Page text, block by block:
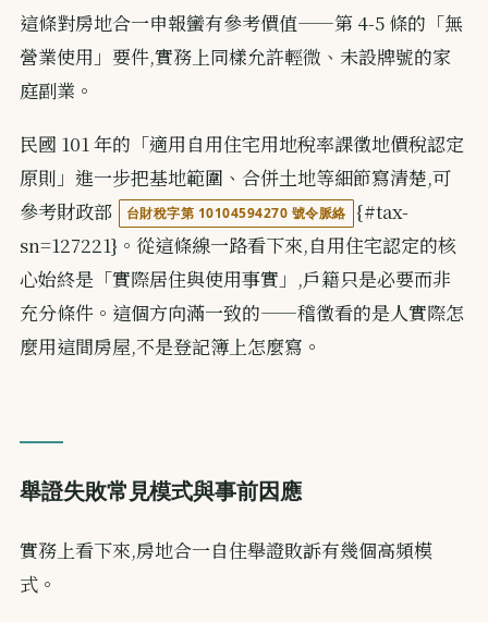
這條對房地合一申報蠻有參考價值——第 4-5 條的「無
營業使用」要件,實務上同樣允許輕微、未設牌號的家
庭副業。
民國 101 年的「適用自用住宅用地稅率課徵地價稅認定
原則」進一步把基地範圍、合併土地等細節寫清楚,可
參考財政部
台財稅字第 10104594270 號令脈絡 {#tax-
sn=127221}。從這條線一路看下來,自用住宅認定的核
心始終是「實際居住與使用事實」,戶籍只是必要而非
充分條件。這個方向滿一致的——稽徵看的是人實際怎
麼用這間房屋,不是登記簿上怎麼寫。
舉證失敗常見模式與事前因應
實務上看下來,房地合一自住舉證敗訴有幾個高頻模
式。